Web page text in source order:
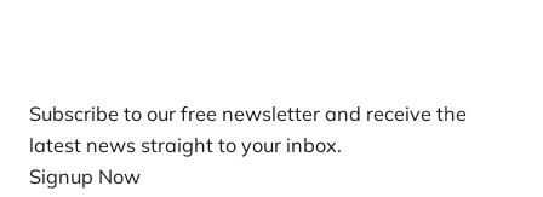
Subscribe to our free newsletter and receive the
latest news straight to your inbox.
Signup Now